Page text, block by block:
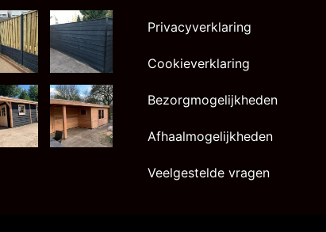
Privacyverklaring
Cookieverklaring
Bezorgmogelijkheden
Afhaalmogelijkheden
Veelgestelde vragen